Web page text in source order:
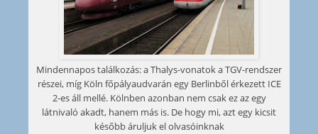
Mindennapos találkozás: a Thalys-vonatok a TGV-rendszer
részei, míg Köln főpályaudvarán egy Berlinből érkezett ICE
2-es áll mellé. Kölnben azonban nem csak ez az egy
látnivaló akadt, hanem más is. De hogy mi, azt egy kicsit
később áruljuk el olvasóinknak